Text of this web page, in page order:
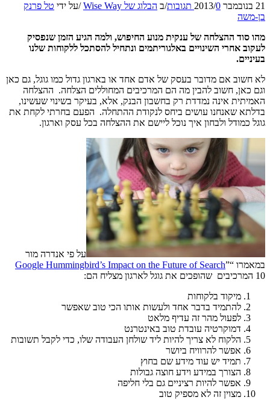
21 בנובמבר 2013 /0 תגובות /ב הבלוג של Wise Way /על ידי טל פרנק
בן-משה
מהו סוד ההצלחה של ענקית מנוע החיפוש, ולמה הגיע הזמן שנפסיק
לעקוב אחרי השינויים באלגוריתמים ונתחיל להסתכל ללקוחות שלנו
בעיניים.
לא חשוב אם מדובר בעסק של אדם אחד או בארגון גדול כמו גוגל, גם כאן
וגם כאן, חשוב להבין מה הם המרכיבים המחוללים הצלחה. ההצלחה
האמיתית אינה נמדדת רק בחשבון הבנק, אלא, בעיקר בשינוי שעשינו,
בדלתא שאנחנו עושים ביחס לנקודת ההתחלה. הפעם בחרתי לקחת את
גוגל כמודל ולבחון איך נוכל ליישם את ההצלחה בכל עסק וארגון.
על פי אנדרה מור
במאמרו “ Google Hummingbird’s Impact on the Future of Search”
10 המרכיבים שהופכים את גוגל לארגון מצליח הם:
מיקוד בלקוחות
להתמיד בדבר אחד ולעשות אותו הכי טוב שאפשר
לפעול מהר זה עדיף מלאט
דמוקרטיה עובדת טוב באינטרנט
הלקוח לא צריך להיות ליד שולחן העבודה שלו, כדי לקבל תשובות
אפשר להרוויח ביושר
תמיד יש עוד מידע שם בחוץ
הצורך במידע וידע חוצה גבולות
אפשר להיות רציניים גם בלי חליפה
מצוין זה לא מספיק טוב